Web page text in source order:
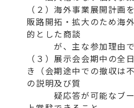
（２）海外事業展開計画
販路開拓・拡大のため海
的とした商談
が、主な参加理由で
（３）展示会会期中の全
き（会期途中での撤収は
の説明及び質
疑応答が可能なブー